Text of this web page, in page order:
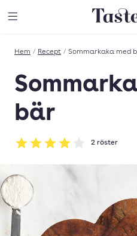
Till
Hem / Recept / Sommarkaka med
bär
Betyg: 4 av 5
2 röster